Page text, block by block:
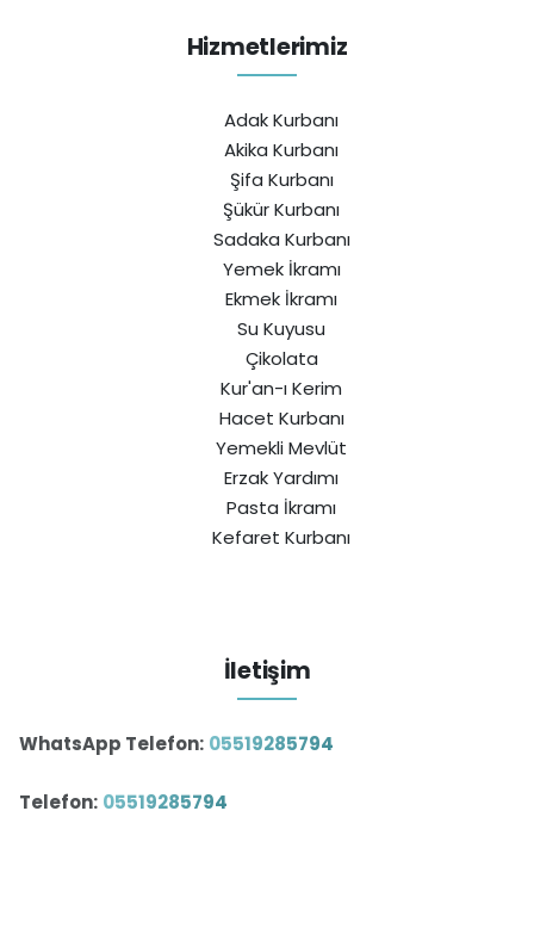
Hizmetlerimiz
Adak Kurbanı
Akika Kurbanı
Şifa Kurbanı
Şükür Kurbanı
Sadaka Kurbanı
Yemek İkramı
Ekmek İkramı
Su Kuyusu
Çikolata
Kur'an-ı Kerim
Hacet Kurbanı
Yemekli Mevlüt
Erzak Yardımı
Pasta İkramı
Kefaret Kurbanı
İletişim
WhatsApp Telefon: 05519285794
Telefon: 05519285794